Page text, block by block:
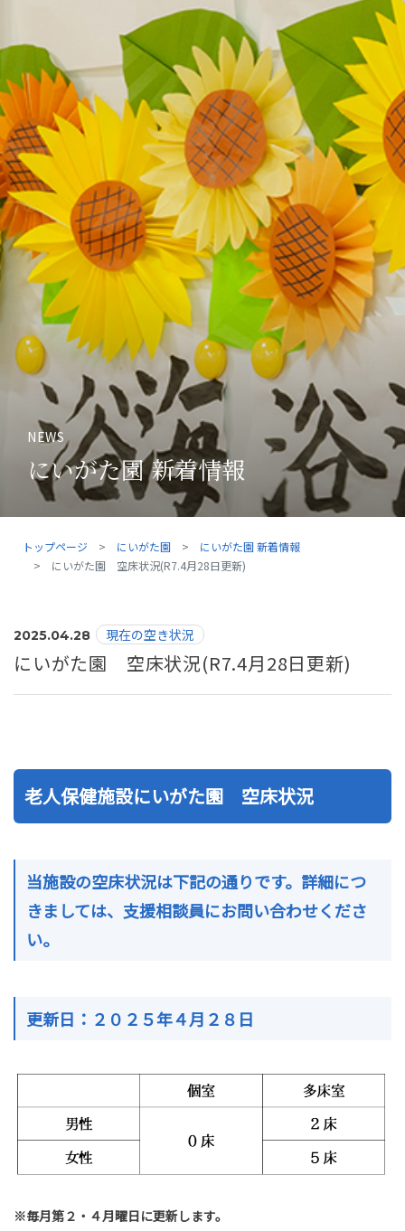
NEWS
にいがた園 新着情報
トップページ にいがた園
にいがた園 新着情報
にいがた園 空床状況(R7.4月28日更新)
2025.04.28 現在の空き状況
にいがた園 空床状況(R7.4月28日更新)
老人保健施設にいがた園 空床状況
当施設の空床状況は下記の通りです。詳細につ
きましては、支援相談員にお問い合わせくださ
い。
更新日：２０２５年４月２８日
※毎月第２・４月曜日に更新します。